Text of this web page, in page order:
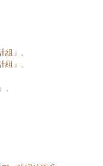
」、
」、